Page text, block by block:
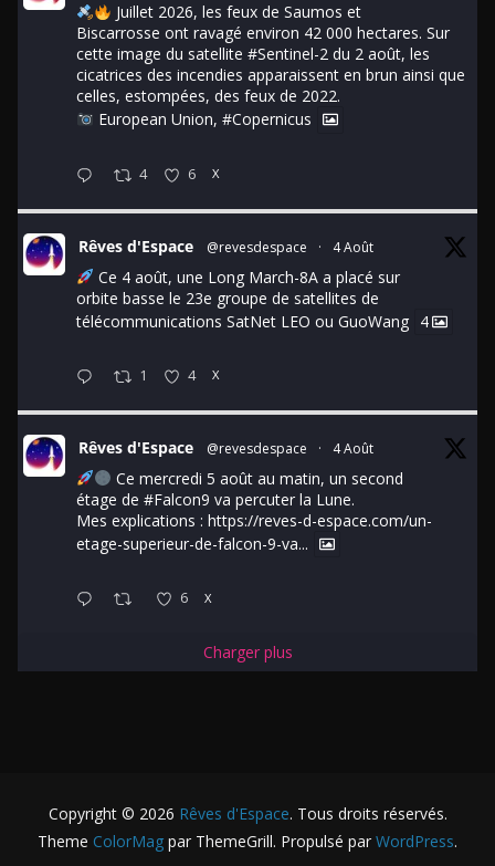
Juillet 2026, les feux de Saumos et
Biscarrosse ont ravagé environ 42 000 hectares. Sur
cette image du satellite #Sentinel-2 du 2 août, les
cicatrices des incendies apparaissent en brun ainsi que
celles, estompées, des feux de 2022.
European Union, #Copernicus
4 6 X
Rêves d'Espace @revesdespace · 4 Août
Ce 4 août, une Long March-8A a placé sur
orbite basse le 23e groupe de satellites de
télécommunications SatNet LEO ou GuoWang 4
1 4 X
Rêves d'Espace @revesdespace · 4 Août
Ce mercredi 5 août au matin, un second
étage de #Falcon9 va percuter la Lune.
Mes explications : https://reves-d-espace.com/un-
etage-superieur-de-falcon-9-va...
6 X
Charger plus
Copyright © 2026 Rêves d'Espace. Tous droits réservés.
Theme ColorMag par ThemeGrill. Propulsé par WordPress.